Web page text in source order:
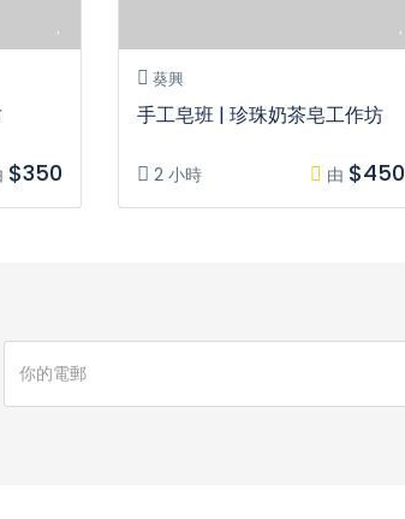
$350
葵興
手工皂班 | 珍珠奶茶皂工作坊
2 小時 由 $450